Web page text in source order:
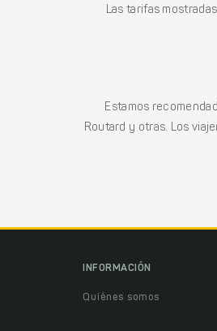
Las tarifas
Estamos
Routard y otras. Los
INFORMACIÓN
Quiénes somos